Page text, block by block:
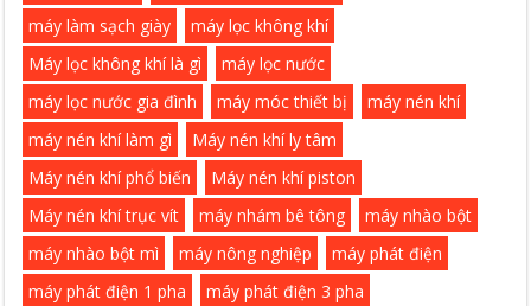
máy làm sạch giày
máy lọc không khí
Máy lọc không khí là gì
máy lọc nước
máy lọc nước gia đình
máy móc thiết bị
máy nén khí
máy nén khí làm gì
Máy nén khí ly tâm
Máy nén khí phổ biến
Máy nén khí piston
Máy nén khí trục vít
máy nhám bê tông
máy nhào bột
máy nhào bột mì
máy nông nghiệp
máy phát điện
máy phát điện 1 pha
máy phát điện 3 pha